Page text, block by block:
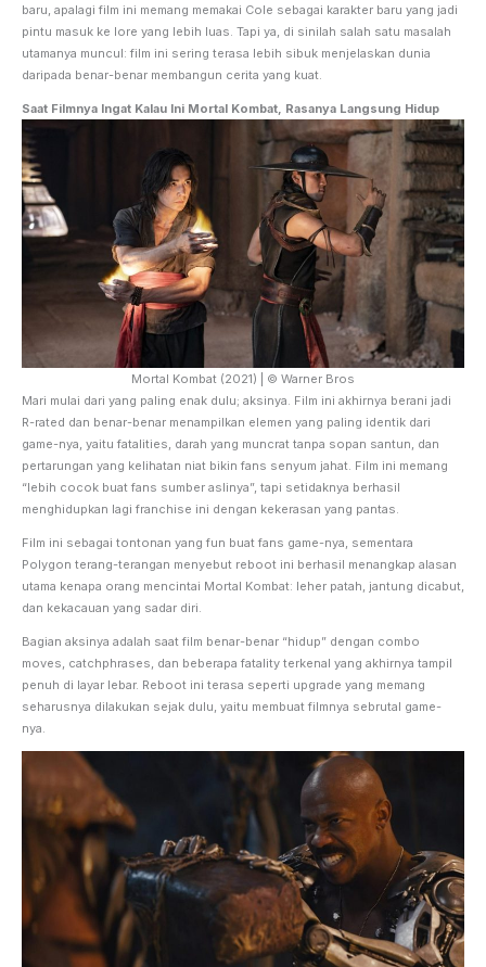
baru, apalagi film ini memang memakai Cole sebagai karakter baru yang jadi
pintu masuk ke lore yang lebih luas. Tapi ya, di sinilah salah satu masalah
utamanya muncul: film ini sering terasa lebih sibuk menjelaskan dunia
daripada benar-benar membangun cerita yang kuat.
Saat Filmnya Ingat Kalau Ini Mortal Kombat, Rasanya Langsung Hidup
Mortal Kombat (2021) | © Warner Bros
Mari mulai dari yang paling enak dulu; aksinya. Film ini akhirnya berani jadi
R-rated dan benar-benar menampilkan elemen yang paling identik dari
game-nya, yaitu fatalities, darah yang muncrat tanpa sopan santun, dan
pertarungan yang kelihatan niat bikin fans senyum jahat. Film ini memang
“lebih cocok buat fans sumber aslinya”, tapi setidaknya berhasil
menghidupkan lagi franchise ini dengan kekerasan yang pantas.
Film ini sebagai tontonan yang fun buat fans game-nya, sementara
Polygon terang-terangan menyebut reboot ini berhasil menangkap alasan
utama kenapa orang mencintai Mortal Kombat: leher patah, jantung dicabut,
dan kekacauan yang sadar diri.
Bagian aksinya adalah saat film benar-benar “hidup” dengan combo
moves, catchphrases, dan beberapa fatality terkenal yang akhirnya tampil
penuh di layar lebar. Reboot ini terasa seperti upgrade yang memang
seharusnya dilakukan sejak dulu, yaitu membuat filmnya sebrutal game-
nya.